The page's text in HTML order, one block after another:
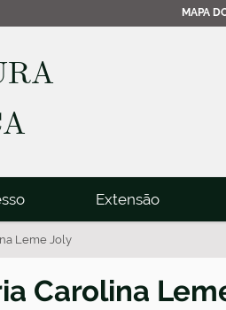
MAPA
Extensão
Leme Joly
Carolina